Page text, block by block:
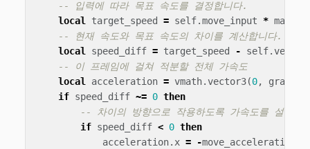
-- 입력에 따라 목표 속도를 결정합니다.
local
target_speed = self.move_input *
-- 현재 속도와 목표 속도의 차이를 계산합니다.
local
speed_diff = target_speed - self.
-- 이 프레임에 걸쳐 적분할 전체 가속도
local
acceleration = vmath.vector3(0, gravity
if speed_diff ~= 0 then
-- 차이의 방향으로 작용하도록 가속도를 설정합
if speed_diff < 0 then
acceleration. x = -move_acceleration